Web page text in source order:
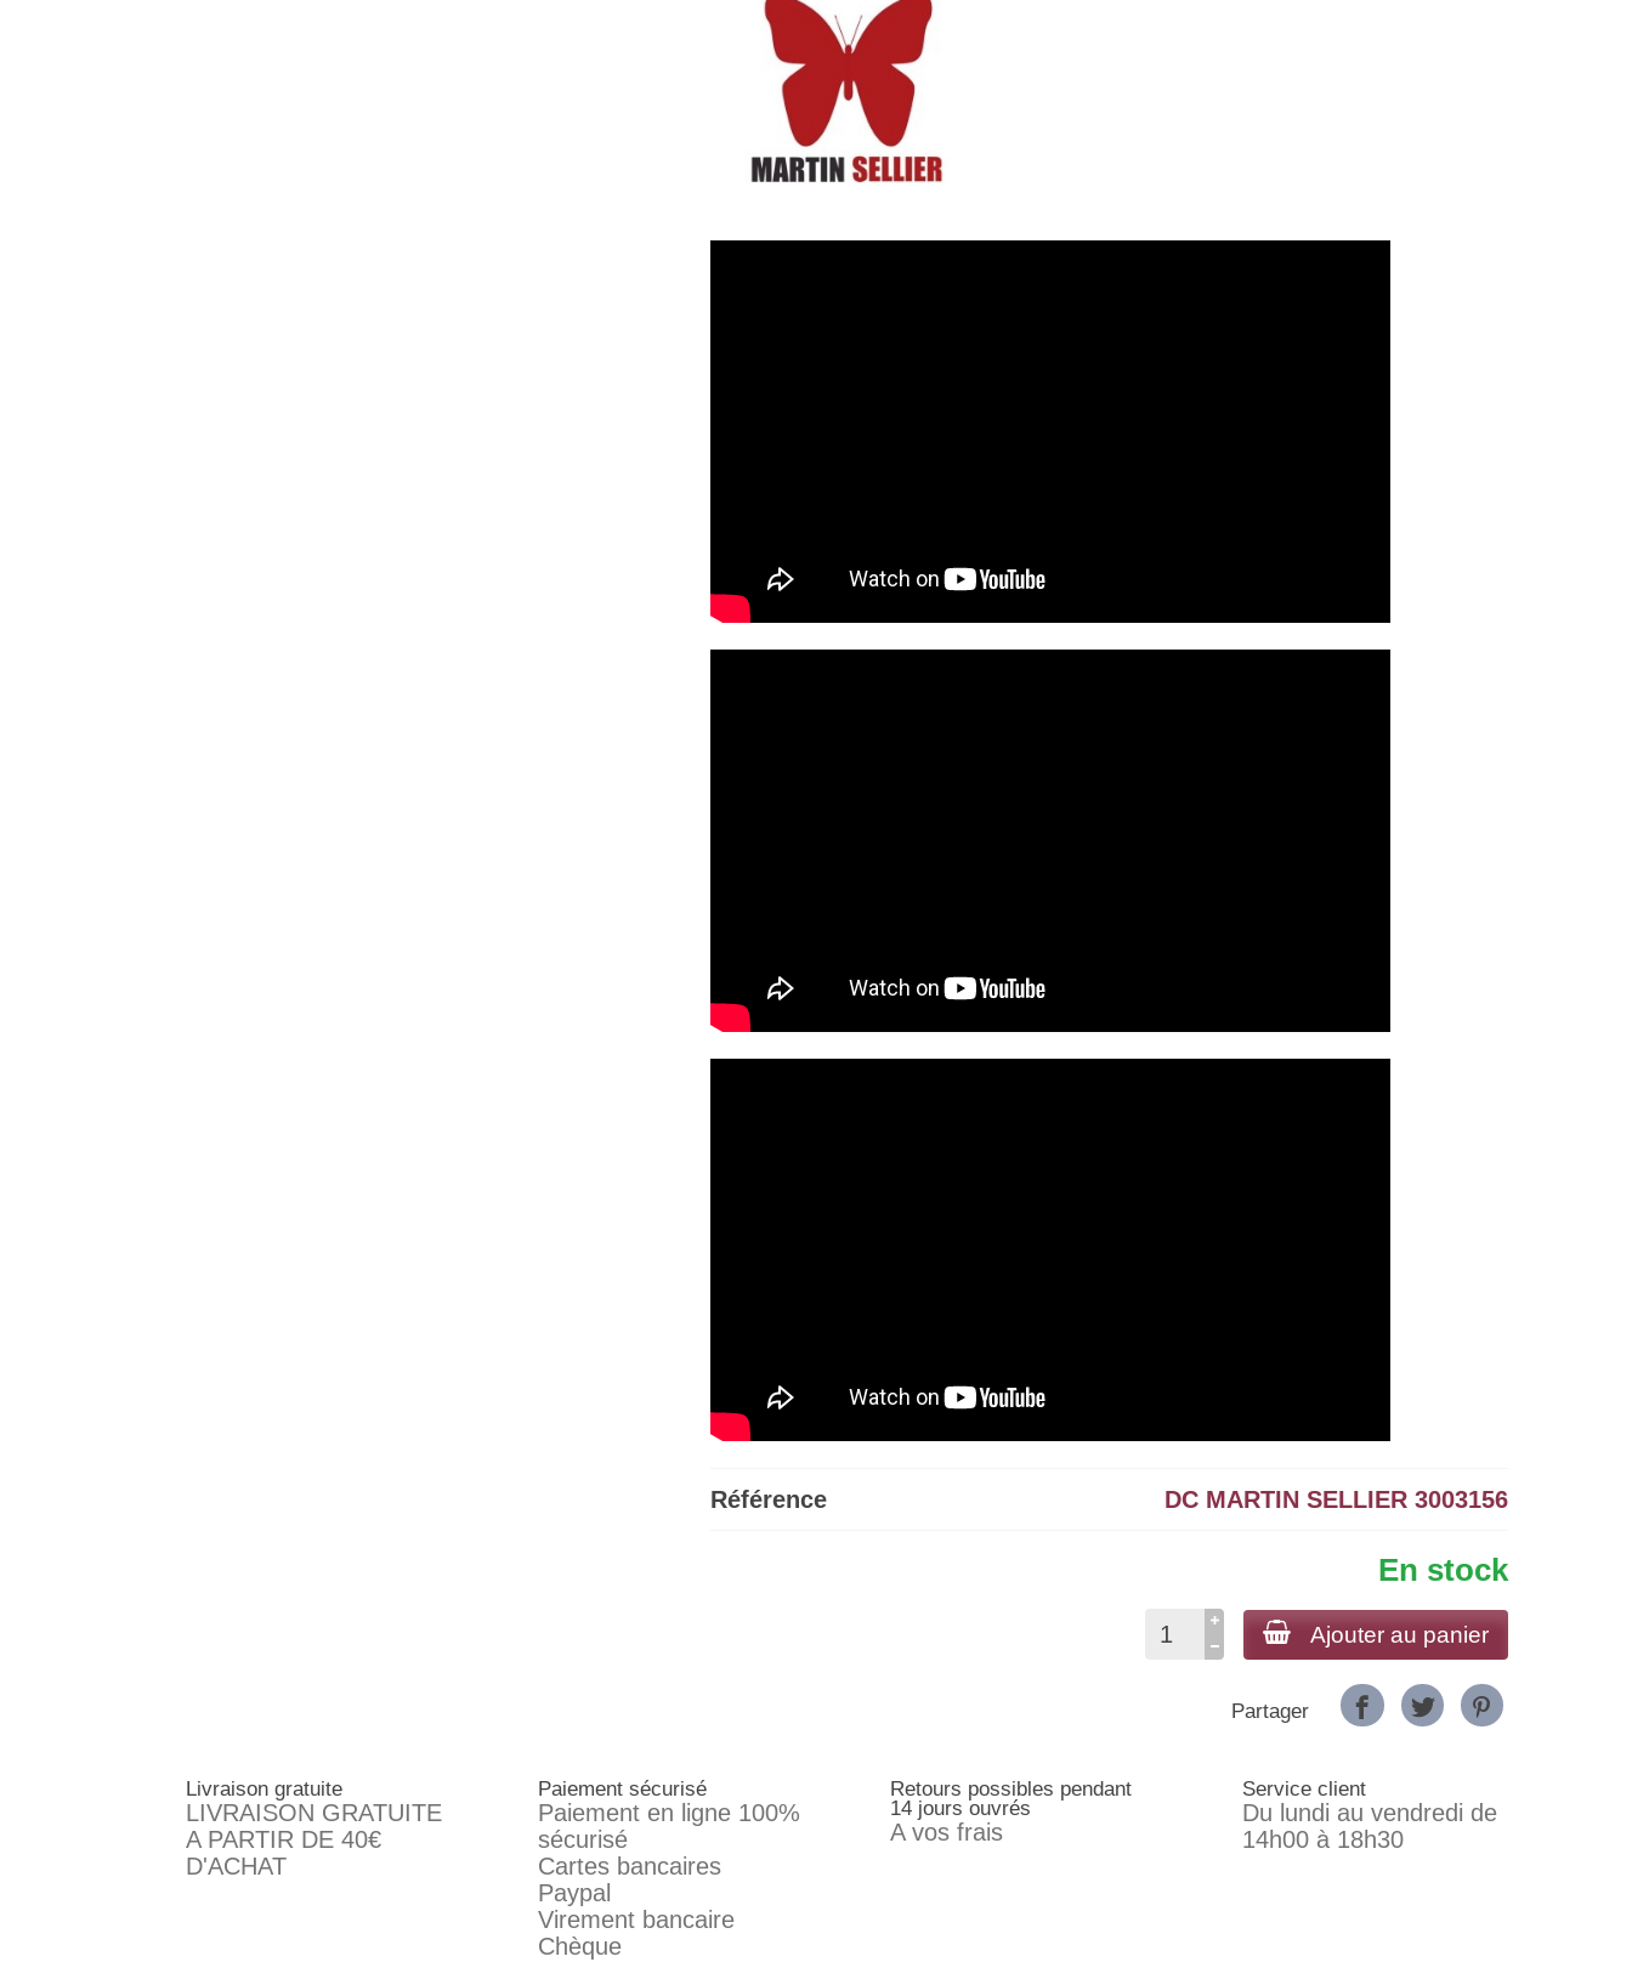
Référence DC MARTIN SELLIER 3003156
En stock
Ajouter au panier
Partager
Livraison gratuite
LIVRAISON GRATUITE
A PARTIR DE 40€
D'ACHAT
Paiement sécurisé
Paiement en ligne 100%
sécurisé
Cartes bancaires
Paypal
Virement bancaire
Chèque
Retours possibles pendant
14 jours ouvrés
A vos frais
Service client
Du lundi au vendredi de
14h00 à 18h30